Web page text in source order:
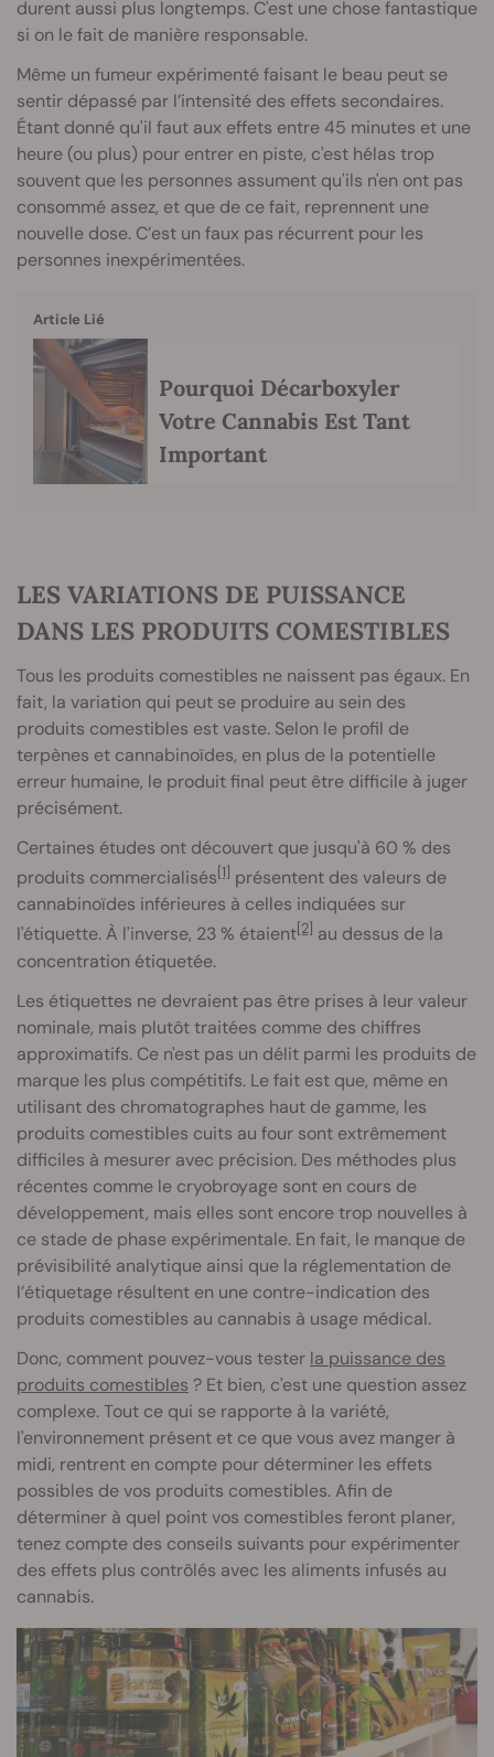
durent aussi plus longtemps. C'est une chose fantastique
si on le fait de manière responsable.
Même un fumeur expérimenté faisant le beau peut se
sentir dépassé par l’intensité des effets secondaires.
Étant donné qu'il faut aux effets entre 45 minutes et une
heure (ou plus) pour entrer en piste, c'est hélas trop
souvent que les personnes assument qu'ils n'en ont pas
consommé assez, et que de ce fait, reprennent une
nouvelle dose. C’est un faux pas récurrent pour les
personnes inexpérimentées.
Article Lié
Pourquoi Décarboxyler
Votre Cannabis Est Tant
Important
LES VARIATIONS DE PUISSANCE
DANS LES PRODUITS COMESTIBLES
Tous les produits comestibles ne naissent pas égaux. En
fait, la variation qui peut se produire au sein des
produits comestibles est vaste. Selon le profil de
terpènes et cannabinoïdes, en plus de la potentielle
erreur humaine, le produit final peut être difficile à juger
précisément.
Certaines études ont découvert que jusqu'à 60 % des
produits commercialisés[1] présentent des valeurs de
cannabinoïdes inférieures à celles indiquées sur
l'étiquette. À l'inverse, 23 % étaient[2] au dessus de la
concentration étiquetée.
Les étiquettes ne devraient pas être prises à leur valeur
nominale, mais plutôt traitées comme des chiffres
approximatifs. Ce n'est pas un délit parmi les produits de
marque les plus compétitifs. Le fait est que, même en
utilisant des chromatographes haut de gamme, les
produits comestibles cuits au four sont extrêmement
difficiles à mesurer avec précision. Des méthodes plus
récentes comme le cryobroyage sont en cours de
développement, mais elles sont encore trop nouvelles à
ce stade de phase expérimentale. En fait, le manque de
prévisibilité analytique ainsi que la réglementation de
l’étiquetage résultent en une contre-indication des
produits comestibles au cannabis à usage médical.
Donc, comment pouvez-vous tester la puissance des
produits comestibles ? Et bien, c'est une question assez
complexe. Tout ce qui se rapporte à la variété,
l'environnement présent et ce que vous avez manger à
midi, rentrent en compte pour déterminer les effets
possibles de vos produits comestibles. Afin de
déterminer à quel point vos comestibles feront planer,
tenez compte des conseils suivants pour expérimenter
des effets plus contrôlés avec les aliments infusés au
cannabis.